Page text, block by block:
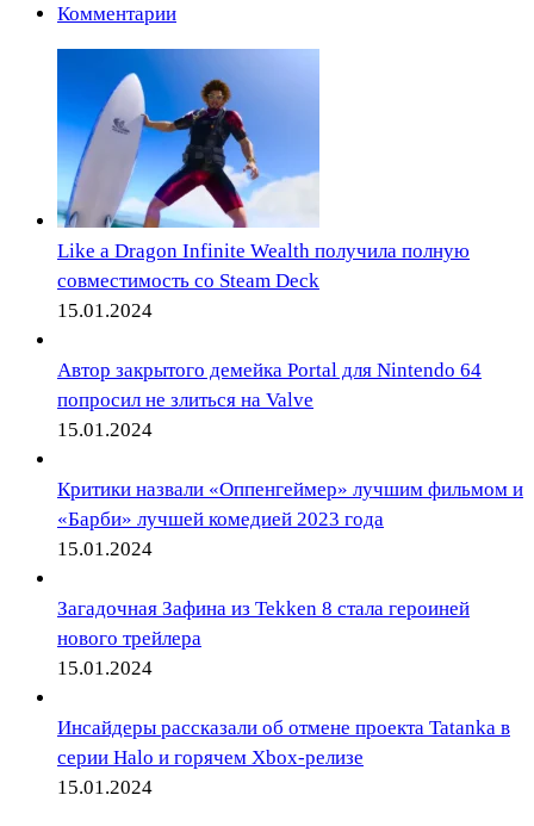
Комментарии
Like a Dragon Infinite Wealth получила полную
совместимость со Steam Deck
15.01.2024
Автор закрытого демейка Portal для Nintendo 64
попросил не злиться на Valve
15.01.2024
Критики назвали «Оппенгеймер» лучшим фильмом и
«Барби» лучшей комедией 2023 года
15.01.2024
Загадочная Зафина из Tekken 8 стала героиней
нового трейлера
15.01.2024
Инсайдеры рассказали об отмене проекта Tatanka в
серии Halo и горячем Xbox-релизе
15.01.2024